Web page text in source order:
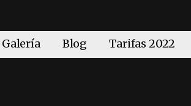
Galería Blog Tarifas 2022